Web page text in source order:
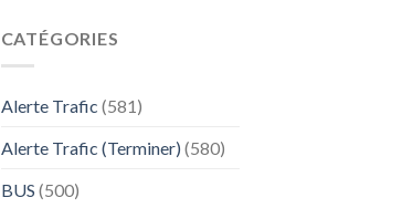
CATÉGORIES
Alerte Trafic (581)
Alerte Trafic (Terminer) (580)
BUS (500)